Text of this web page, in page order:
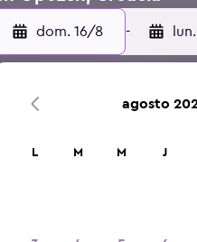
dom. 16/8 -
de hoteles y
agosto
L M M J